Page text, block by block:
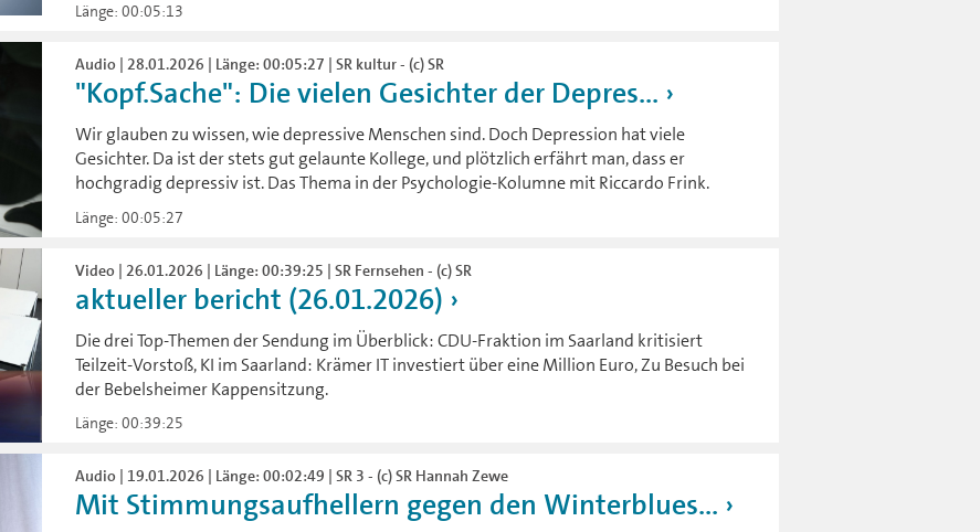
Länge: 00:05:13
Audio | 28.01.2026 | Länge: 00:05:27 | SR kultur - (c) SR
"Kopf.Sache": Die vielen Gesichter der Depres...
Wir glauben zu wissen, wie depressive Menschen sind. Doch Depression hat viele
Gesichter. Da ist der stets gut gelaunte Kollege, und plötzlich erfährt man, dass er
hochgradig depressiv ist. Das Thema in der Psychologie-Kolumne mit Riccardo Frink.
Länge: 00:05:27
Video | 26.01.2026 | Länge: 00:39:25 | SR Fernsehen - (c) SR
aktueller bericht (26.01.2026)
Die drei Top-Themen der Sendung im Überblick: CDU-Fraktion im Saarland kritisiert
Teilzeit-Vorstoß, KI im Saarland: Krämer IT investiert über eine Million Euro, Zu Besuch bei
der Bebelsheimer Kappensitzung.
Länge: 00:39:25
Audio | 19.01.2026 | Länge: 00:02:49 | SR 3 - (c) SR Hannah Zewe
Mit Stimmungsaufhellern gegen den Winterblues...